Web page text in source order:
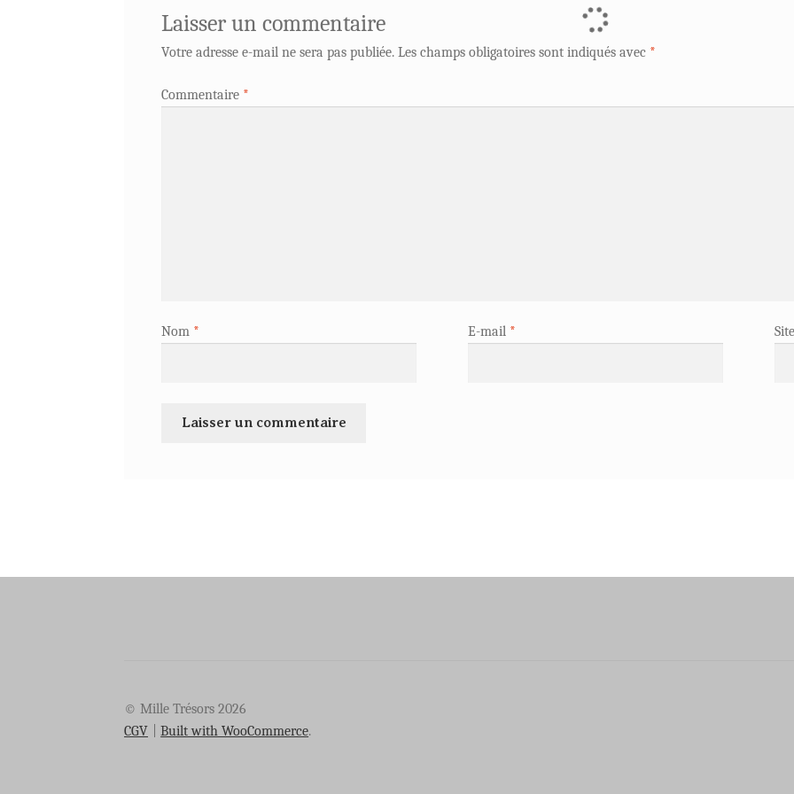
Laisser un commentaire
Votre adresse e-mail ne sera pas publiée. Les champs obligatoires sont indiqués avec *
Commentaire *
Nom * E-mail *
© Mille Trésors 2026
CGV
Built with WooCommerce.